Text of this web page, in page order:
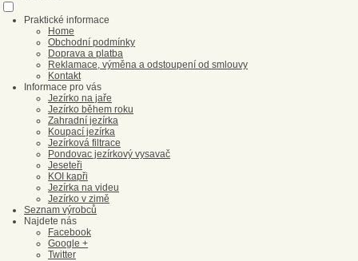
Praktické informace
Home
Obchodní podmínky
Doprava a platba
Reklamace, výměna a odstoupení od smlouvy
Kontakt
Informace pro vás
Jezírko na jaře
Jezírko během roku
Zahradní jezírka
Koupací jezírka
Jezírková filtrace
Pondovac jezírkový vysavač
Jeseteři
KOI kapři
Jezírka na videu
Jezírko v zimě
Seznam výrobců
Najdete nás
Facebook
Google +
Twitter